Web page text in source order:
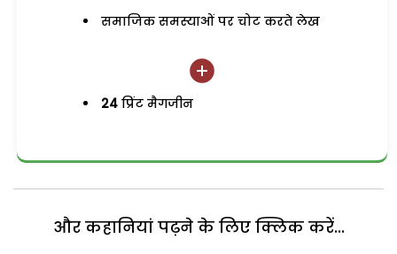
समाजिक समस्याओं पर चोट करते लेख
24 प्रिंट मैगजीन
और कहानियां पढ़ने के लिए क्लिक करें...